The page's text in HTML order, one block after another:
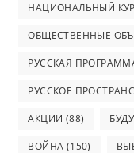
НАЦИОНАЛЬНЫЙ
ОБЩЕСТВЕННЫЕ
РУССКАЯ
РУССКОЕ
АКЦИИ (88)
ВОЙНА (150)